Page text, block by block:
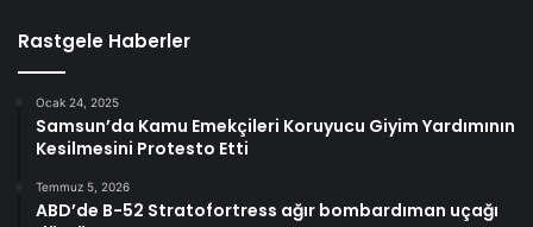
Rastgele Haberler
Ocak 24, 2025
Samsun’da Kamu Emekçileri Koruyucu Giyim Yardımının
Kesilmesini Protesto Etti
Temmuz 5, 2026
ABD’de B-52 Stratofortress ağır bombardıman uçağı